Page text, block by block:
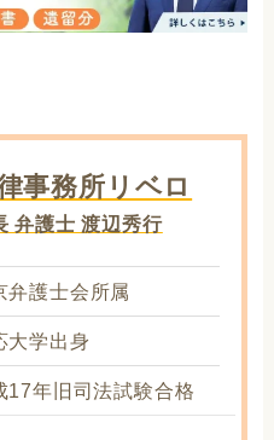
事務所リベロ
弁護士 渡辺秀行
弁護士会所属
大学出身
17年旧司法試験合格